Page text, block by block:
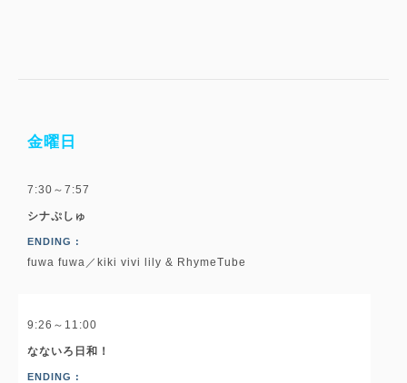
金曜日
7:30～7:57
シナぷしゅ
ENDING :
fuwa fuwa／kiki vivi lily & RhymeTube
9:26～11:00
なないろ日和！
ENDING :